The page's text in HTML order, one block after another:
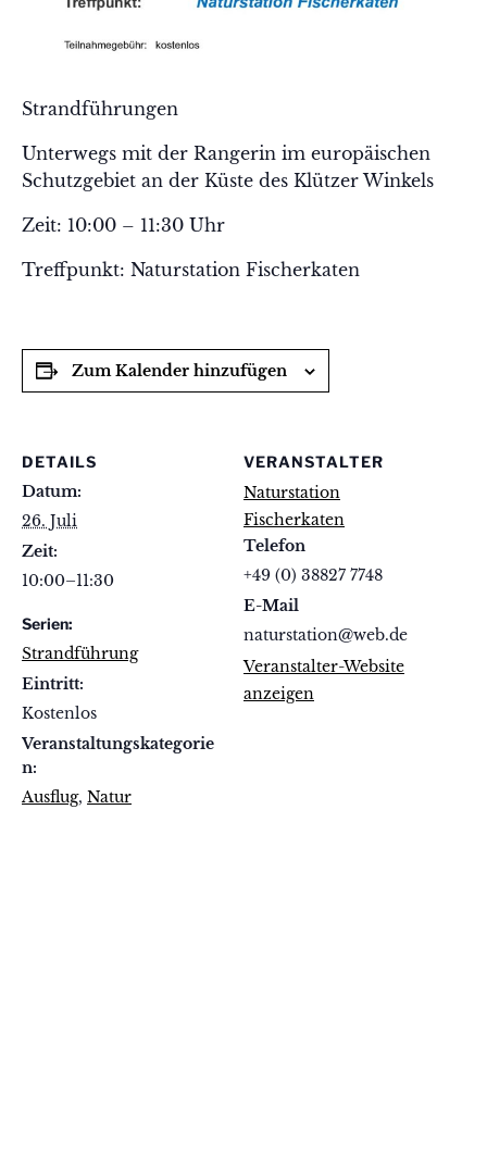
Strandführungen
Unterwegs mit der Rangerin im europäischen
Schutzgebiet an der Küste des Klützer Winkels
Zeit: 10:00 – 11:30 Uhr
Treffpunkt: Naturstation Fischerkaten
Zum Kalender hinzufügen
DETAILS
Datum:
26. Juli
Zeit:
10:00–11:30
Serien:
Strandführung
Eintritt:
Kostenlos
Veranstaltungskategorie
n:
Ausflug, Natur
VERANSTALTER
Naturstation
Fischerkaten
Telefon
+49 (0) 38827 7748
E-Mail
naturstation@web.de
Veranstalter-Website
anzeigen